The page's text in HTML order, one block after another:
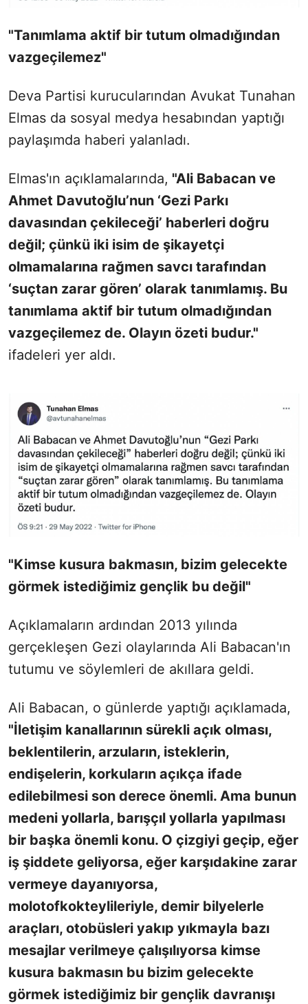
"Tanımlama aktif bir tutum olmadığından
vazgeçilemez"
Deva Partisi kurucularından Avukat Tunahan
Elmas da sosyal medya hesabından yaptığı
paylaşımda haberi yalanladı.
Elmas'ın açıklamalarında, "Ali Babacan ve
Ahmet Davutoğlu’nun ‘Gezi Parkı
davasından çekileceği’ haberleri doğru
değil; çünkü iki isim de şikayetçi
olmamalarına rağmen savcı tarafından
‘suçtan zarar gören’ olarak tanımlamış. Bu
tanımlama aktif bir tutum olmadığından
vazgeçilemez de. Olayın özeti budur."
ifadeleri yer aldı.
"Kimse kusura bakmasın, bizim gelecekte
görmek istediğimiz gençlik bu değil"
Açıklamaların ardından 2013 yılında
gerçekleşen Gezi olaylarında Ali Babacan'ın
tutumu ve söylemleri de akıllara geldi.
Ali Babacan, o günlerde yaptığı açıklamada,
"İletişim kanallarının sürekli açık olması,
beklentilerin, arzuların, isteklerin,
endişelerin, korkuların açıkça ifade
edilebilmesi son derece önemli. Ama bunun
medeni yollarla, barışçıl yollarla yapılması
bir başka önemli konu. O çizgiyi geçip, eğer
iş şiddete geliyorsa, eğer karşıdakine zarar
vermeye dayanıyorsa,
molotofkokteylileriyle, demir bilyelerle
araçları, otobüsleri yakıp yıkmayla bazı
mesajlar verilmeye çalışılıyorsa kimse
kusura bakmasın bu bizim gelecekte
görmek istediğimiz bir gençlik davranışı